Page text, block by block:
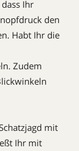
Ihr
den
Habt Ihr die
Zudem
mit
Ihr mit